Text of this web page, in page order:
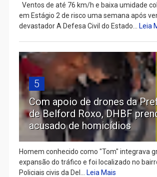
Ventos de até 76 km/h e baixa umidade
em Estágio 2 de risco uma semana após
devastador A Defesa Civil do Estado... Leia
5
Com apoio de drones da
de Belford Roxo, DHBF
acusado de homicídios
Homem conhecido como "Tom" integrava
expansão do tráfico e foi localizado no
Policiais civis da Del... Leia Mais